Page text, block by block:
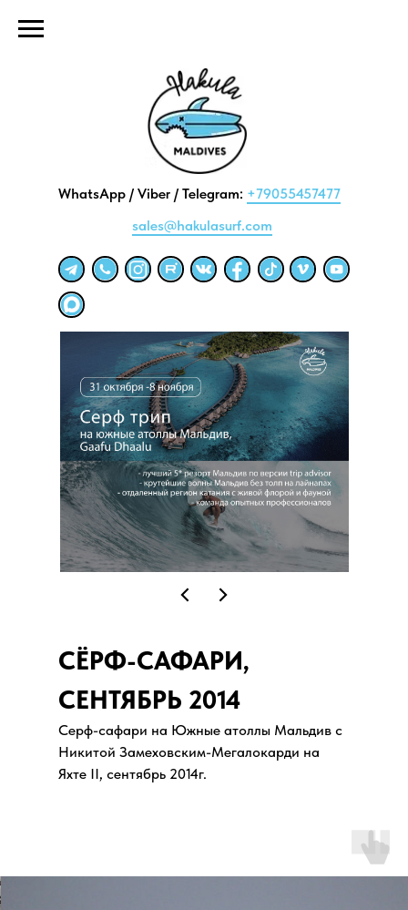
sales@hakulasurf.com
WhatsApp / Viber / Telegram: +79055457477
СЁРФ-САФАРИ,
СЕНТЯБРЬ 2014
Серф-сафари на Южные атоллы Мальдив с
Никитой Замеховским-Мегалокарди на
Яхте II, сентябрь 2014г.